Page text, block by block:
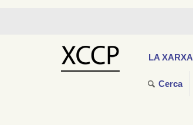
LA XARXA
Cerca